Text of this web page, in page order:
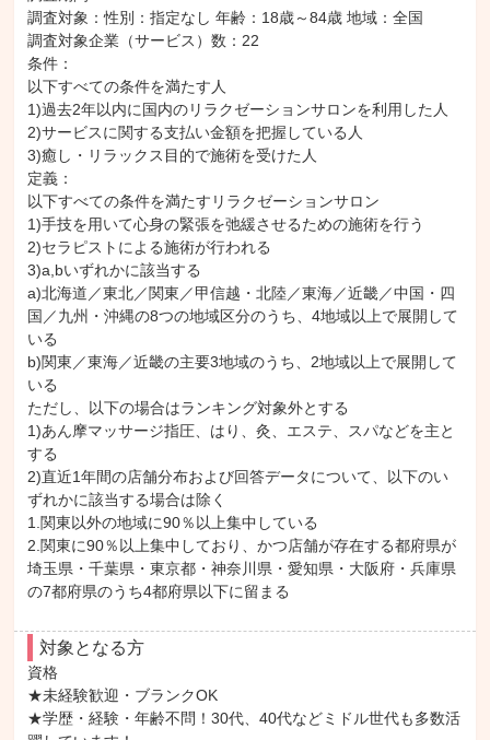
調査対象：性別：指定なし 年齢：18歳～84歳 地域：全国
調査対象企業（サービス）数：22
条件：
以下すべての条件を満たす人
1)過去2年以内に国内のリラクゼーションサロンを利用した人
2)サービスに関する支払い金額を把握している人
3)癒し・リラックス目的で施術を受けた人
定義：
以下すべての条件を満たすリラクゼーションサロン
1)手技を用いて心身の緊張を弛緩させるための施術を行う
2)セラピストによる施術が行われる
3)a,bいずれかに該当する
a)北海道／東北／関東／甲信越・北陸／東海／近畿／中国・四
国／九州・沖縄の8つの地域区分のうち、4地域以上で展開して
いる
b)関東／東海／近畿の主要3地域のうち、2地域以上で展開して
いる
ただし、以下の場合はランキング対象外とする
1)あん摩マッサージ指圧、はり、灸、エステ、スパなどを主と
する
2)直近1年間の店舗分布および回答データについて、以下のい
ずれかに該当する場合は除く
1.関東以外の地域に90％以上集中している
2.関東に90％以上集中しており、かつ店舗が存在する都府県が
埼玉県・千葉県・東京都・神奈川県・愛知県・大阪府・兵庫県
の7都府県のうち4都府県以下に留まる
対象となる方
資格
★未経験歓迎・ブランクOK
★学歴・経験・年齢不問！30代、40代などミドル世代も多数活